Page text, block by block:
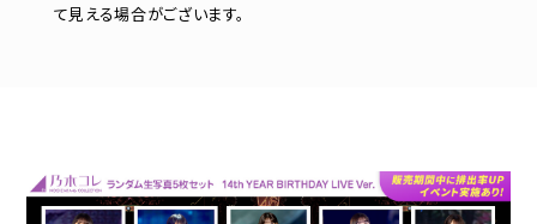
て見える場合がございます。